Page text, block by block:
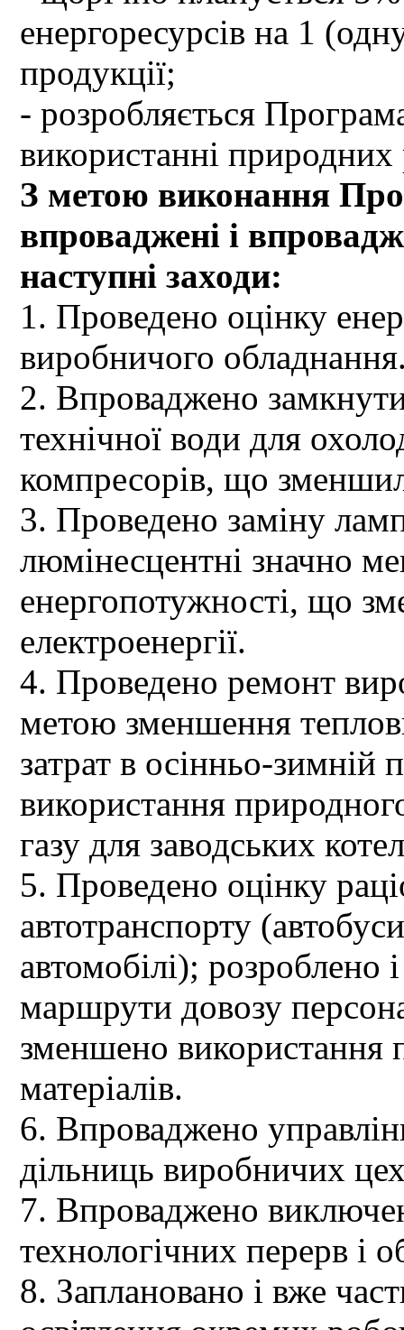
енергоресурсів на 1
продукції;
- розробляється
використанні природних
З метою виконання
впроваджені і
наступні заходи:
1. Проведено оцінку
виробничого
2. Впроваджено
технічної води для
компресорів, що
3. Проведено заміну
люмінесцентні значно
енергопотужності, що
електроенергії.
4. Проведено ремонт
метою зменшення
затрат в осінньо-зимній
використання
газу для заводських
5. Проведено оцінку
автотранспорту
автомобілі); розроблено
маршрути довозу
зменшено використання
матеріалів.
6. Впроваджено
дільниць виробничих
7. Впроваджено
технологічних перерв і
8. Заплановано і вже